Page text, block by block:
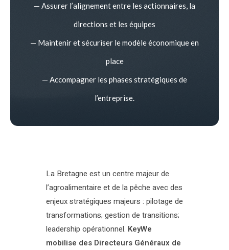
— Assurer l’alignement entre les actionnaires, la
directions et les équipes
— Maintenir et sécuriser le modèle économique en
place
— Accompagner les phases stratégiques de
l’entreprise.
La Bretagne est un centre majeur de
l’agroalimentaire et de la pêche avec des
enjeux stratégiques majeurs : pilotage de
transformations; gestion de transitions;
leadership opérationnel. KeyWe
mobilise des Directeurs Généraux de